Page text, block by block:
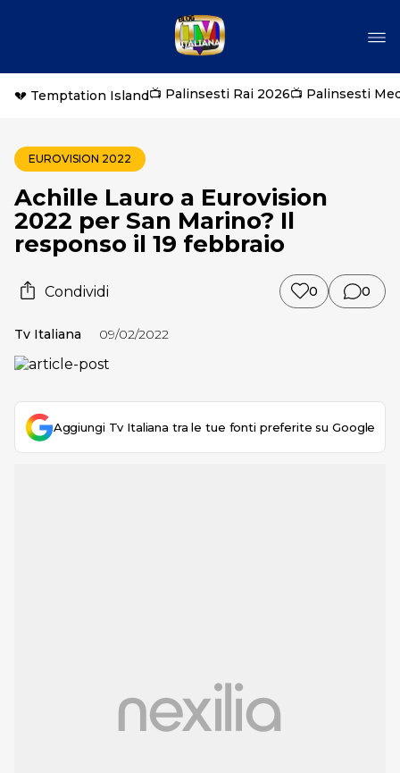
💔 Temptation Island📺 Palinsesti Rai 2026📺 Palinsesti
EUROVISION 2022
Achille Lauro a Eurovision
2022 per San Marino? Il
responso il 19 febbraio
Condividi 0 0
Tv Italiana 09/02/2022
Aggiungi Tv Italiana tra le tue fonti preferite su Google